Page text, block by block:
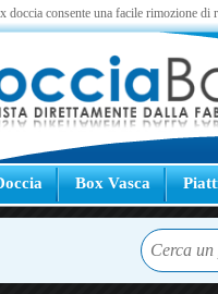
doccia consente una facile rimozione di
Box Vasca